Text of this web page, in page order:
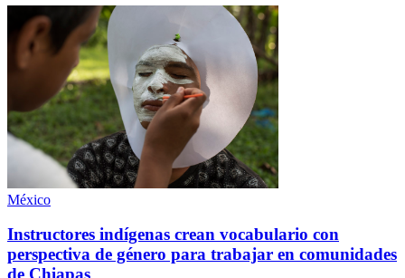
México
Instructores indígenas crean vocabulario con
perspectiva de género para trabajar en comunidades